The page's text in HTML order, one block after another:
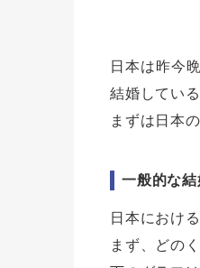
日本は昨今
結婚してい
まずは日本
一般的な結
日本におけ
まず、どの